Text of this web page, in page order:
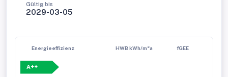
Gültig bis
2029-03-05
Energieeffizienz HWB kWh/m²a fGEE
A++